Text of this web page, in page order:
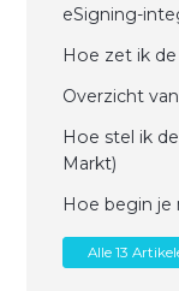
eSigning-
Hoe zet ik
Overzicht
Hoe stel ik
Markt)
Hoe begin je
Alle 13